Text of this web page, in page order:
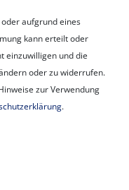
aufgrund eines
kann erteilt oder
einzuwilligen und die
oder zu widerrufen.
zur Verwendung
.